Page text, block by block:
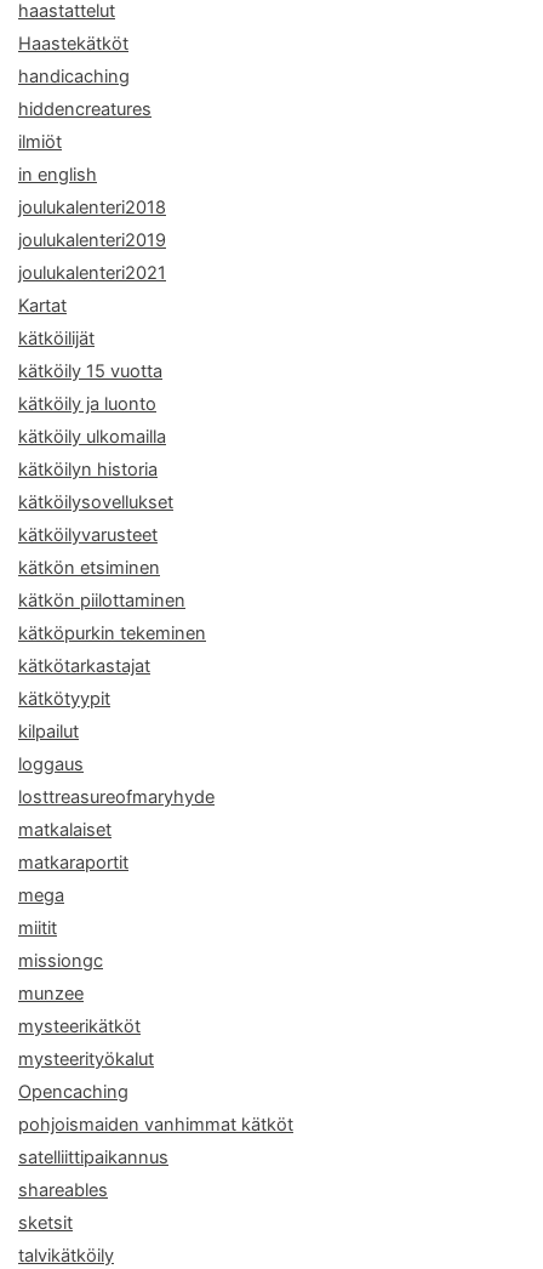
haastattelut
Haastekätköt
handicaching
hiddencreatures
ilmiöt
in english
joulukalenteri2018
joulukalenteri2019
joulukalenteri2021
Kartat
kätköilijät
kätköily 15 vuotta
kätköily ja luonto
kätköily ulkomailla
kätköilyn historia
kätköilysovellukset
kätköilyvarusteet
kätkön etsiminen
kätkön piilottaminen
kätköpurkin tekeminen
kätkötarkastajat
kätkötyypit
kilpailut
loggaus
losttreasureofmaryhyde
matkalaiset
matkaraportit
mega
miitit
missiongc
munzee
mysteerikätköt
mysteerityökalut
Opencaching
pohjoismaiden vanhimmat kätköt
satelliittipaikannus
shareables
sketsit
talvikätköily